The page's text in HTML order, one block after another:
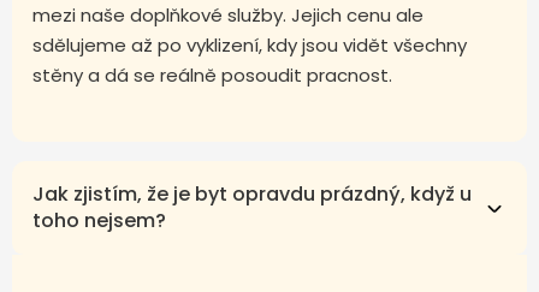
mezi naše doplňkové služby. Jejich cenu ale
sdělujeme až po vyklizení, kdy jsou vidět všechny
stěny a dá se reálně posoudit pracnost.
Jak zjistím, že je byt opravdu prázdný, když u
toho nejsem?